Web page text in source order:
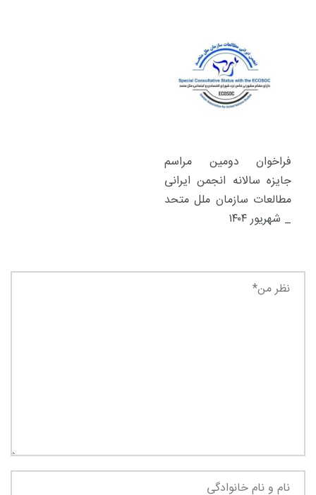
فراخوان دومین مراسم
جایزه سالانه انجمن ایرانی
مطالعات سازمان ملل متحد
_ شهریور ۱۴۰۴